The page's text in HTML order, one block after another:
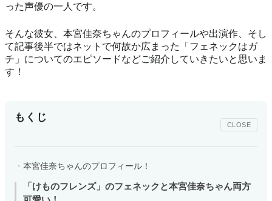
った声優の一人です。
そんな彼女、本宮佳奈ちゃんのプロフィールや出演作、そし
て記事後半ではネットで何故か広まった「フェネックはガ
チ」についてのエピソードなどご紹介していきたいと思いま
す！
もくじ
CLOSE
本宮佳奈ちゃんのプロフィール！
「けものフレンズ」のフェネックと本宮佳奈ちゃん両方